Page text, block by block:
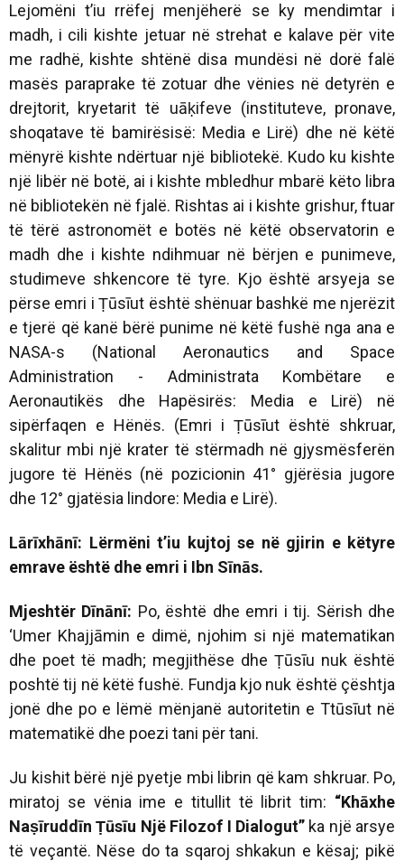
Lejomëni t’iu rrëfej menjëherë se ky mendimtar i
madh, i cili kishte jetuar në strehat e kalave për vite
me radhë, kishte shtënë disa mundësi në dorë falë
masës paraprake të zotuar dhe vënies në detyrën e
drejtorit, kryetarit të uāḳifeve (instituteve, pronave,
shoqatave të bamirësisë: Media e Lirë) dhe në këtë
mënyrë kishte ndërtuar një bibliotekë. Kudo ku kishte
një libër në botë, ai i kishte mbledhur mbarë këto libra
në bibliotekën në fjalë. Rishtas ai i kishte grishur, ftuar
të tërë astronomët e botës në këtë observatorin e
madh dhe i kishte ndihmuar në bërjen e punimeve,
studimeve shkencore të tyre. Kjo është arsyeja se
përse emri i Ṭūsīut është shënuar bashkë me njerëzit
e tjerë që kanë bërë punime në këtë fushë nga ana e
NASA-s (National Aeronautics and Space
Administration - Administrata Kombëtare e
Aeronautikës dhe Hapësirës: Media e Lirë) në
sipërfaqen e Hënës. (Emri i Ṭūsīut është shkruar,
skalitur mbi një krater të stërmadh në gjysmësferën
jugore të Hënës (në pozicionin 41° gjërësia jugore
dhe 12° gjatësia lindore: Media e Lirë).
Lārīxhānī: Lërmëni t’iu kujtoj se në gjirin e këtyre
emrave është dhe emri i Ibn Sīnās.
Mjeshtër Dīnānī: Po, është dhe emri i tij. Sërish dhe
‘Umer Khajjāmin e dimë, njohim si një matematikan
dhe poet të madh; megjithëse dhe Ṭūsīu nuk është
poshtë tij në këtë fushë. Fundja kjo nuk është çështja
jonë dhe po e lëmë mënjanë autoritetin e Ttūsīut në
matematikë dhe poezi tani për tani.
Ju kishit bërë një pyetje mbi librin që kam shkruar. Po,
miratoj se vënia ime e titullit të librit tim: “Khāxhe
Naṣīruddīn Ṭūsīu Një Filozof I Dialogut”ka një arsye
të veçantë. Nëse do ta sqaroj shkakun e kësaj; pikë